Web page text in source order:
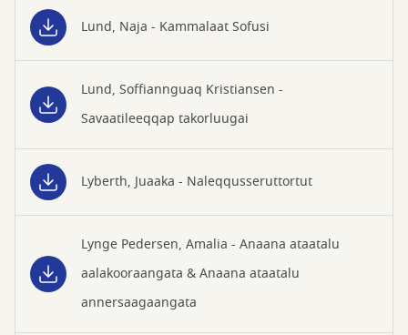
Lund, Naja - Kammalaat Sofusi
Lund, Soffiannguaq Kristiansen -
Savaatileeqqap takorluugai
Lyberth, Juaaka - Naleqqusseruttortut
Lynge Pedersen, Amalia - Anaana ataatalu
aalakooraangata & Anaana ataatalu
annersaagaangata